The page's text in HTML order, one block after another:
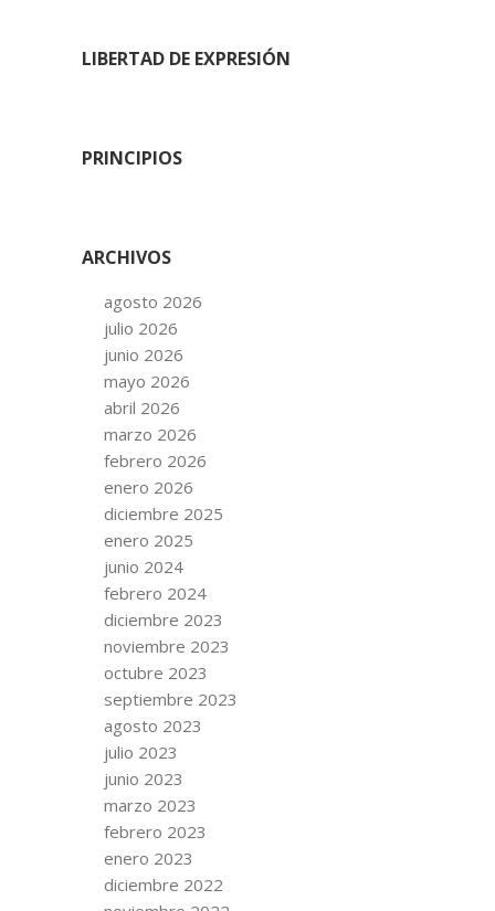
LIBERTAD DE EXPRESIÓN
PRINCIPIOS
ARCHIVOS
agosto 2026
julio 2026
junio 2026
mayo 2026
abril 2026
marzo 2026
febrero 2026
enero 2026
diciembre 2025
enero 2025
junio 2024
febrero 2024
diciembre 2023
noviembre 2023
octubre 2023
septiembre 2023
agosto 2023
julio 2023
junio 2023
marzo 2023
febrero 2023
enero 2023
diciembre 2022